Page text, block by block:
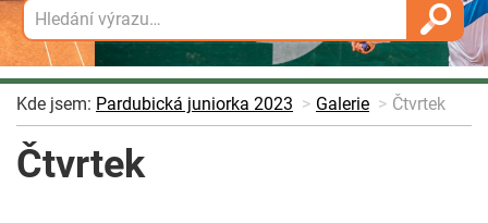
Kde jsem: Pardubická juniorka 2023 Galerie Čtvrtek
Čtvrtek